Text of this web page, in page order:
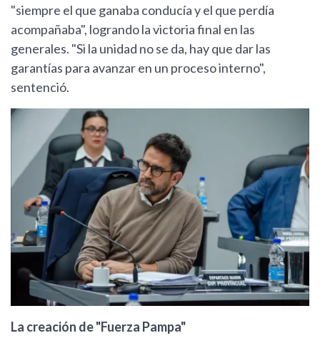
"siempre el que ganaba conducía y el que perdía
acompañaba", logrando la victoria final en las
generales. "Si la unidad no se da, hay que dar las
garantías para avanzar en un proceso interno",
sentenció.
La creación de "Fuerza Pampa"